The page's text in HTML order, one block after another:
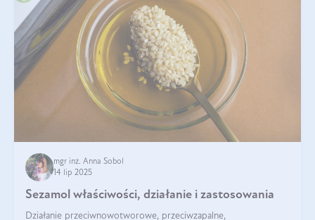
mgr inż. Anna Sobol
14 lip 2025
Sezamol właściwości, działanie i zastosowania
Działanie przeciwnowotworowe, przeciwzapalne,